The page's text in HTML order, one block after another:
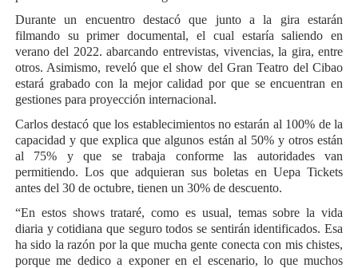
Durante un encuentro destacó que junto a la gira estarán
filmando su primer documental, el cual estaría saliendo en
verano del 2022. abarcando entrevistas, vivencias, la gira, entre
otros. Asimismo, reveló que el show del Gran Teatro del Cibao
estará grabado con la mejor calidad por que se encuentran en
gestiones para proyección internacional.
Carlos destacó que los establecimientos no estarán al 100% de la
capacidad y que explica que algunos están al 50% y otros están
al 75% y que se trabaja conforme las autoridades van
permitiendo. Los que adquieran sus boletas en Uepa Tickets
antes del 30 de octubre, tienen un 30% de descuento.
“En estos shows trataré, como es usual, temas sobre la vida
diaria y cotidiana que seguro todos se sentirán identificados. Esa
ha sido la razón por la que mucha gente conecta con mis chistes,
porque me dedico a exponer en el escenario, lo que muchos